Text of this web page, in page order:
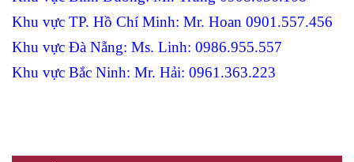
Khu vực TP. Hồ Chí Minh: Mr. Hoan 0901.557.456
Khu vực Đà Nẵng: Ms. Linh: 0986.955.557
Khu vực Bắc Ninh: Mr. Hải: 0961.363.223